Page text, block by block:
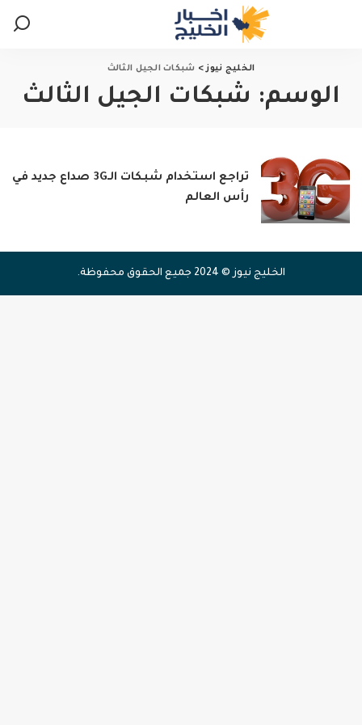
الخليج نيوز> شبكات الجيل الثالث
الوسم: شبكات الجيل الثالث
تراجع استخدام شبكات الـ3G صداع جديد في
رأس العالم
الخليج نيوز © 2024 جميع الحقوق محفوظة.